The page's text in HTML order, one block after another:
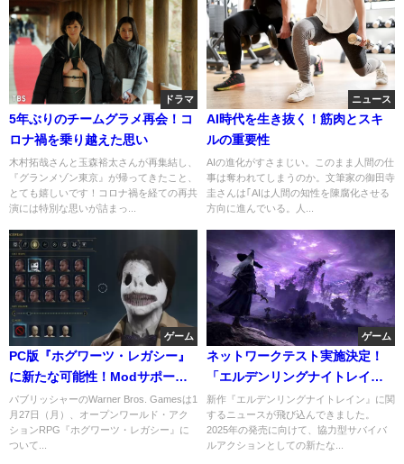
ドラマ
5年ぶりのチームグラメ再会！コ
ロナ禍を乗り越えた思い
木村拓哉さんと玉森裕太さんが再集結し、
『グランメゾン東京』が帰ってきたこと、
とても嬉しいです！コロナ禍を経ての再共
演には特別な思いが詰まっ...
ニュース
AI時代を生き抜く！筋肉とスキ
ルの重要性
AIの進化がすさまじい。このまま人間の仕
事は奪われてしまうのか。文筆家の御田寺
圭さんは｢AIは人間の知性を陳腐化させる
方向に進んでいる。人...
ゲーム
PC版『ホグワーツ・レガシー』
に新たな可能性！Modサポート
とクリエイターキット
パブリッシャーのWarner Bros. Gamesは1
月27日（月）、オープンワールド・アク
ションRPG『ホグワーツ・レガシー』に
ついて...
ゲーム
ネットワークテスト実施決定！
「エルデンリングナイトレイ
ン」の魅力とは
新作『エルデンリングナイトレイン』に関
するニュースが飛び込んできました。
2025年の発売に向けて、協力型サバイバ
ルアクションとしての新たな...